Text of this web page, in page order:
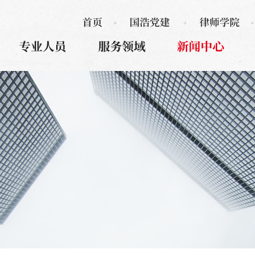
专业人员 服务领域 新闻中心
首页 国浩党建 律师学院